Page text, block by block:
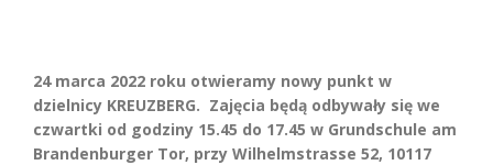
24 marca 2022 roku otwieramy nowy punkt w
dzielnicy KREUZBERG. Zajęcia będą odbywały się we
czwartki od godziny 15.45 do 17.45 w Grundschule am
Brandenburger Tor, przy Wilhelmstrasse 52, 10117